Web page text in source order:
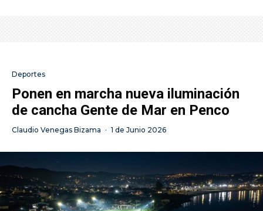
Deportes
Ponen en marcha nueva iluminación
de cancha Gente de Mar en Penco
Claudio Venegas Bizama · 1 de Junio 2026